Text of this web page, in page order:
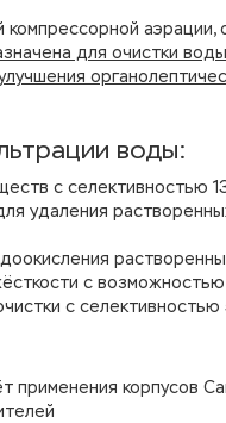
для очистки
воды:
с селективностью
удаления
с
с
применения корпусов